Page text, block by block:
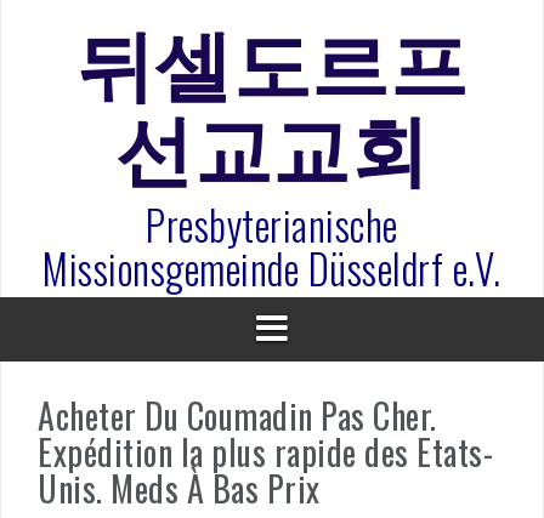
은퇴사-우선화 권사
20260322 주안에 가만히 머물기(요한복음 15:1-17) 손
훈목사
뒤셀도르프
선교교회
Presbyterianische
Missionsgemeinde Düsseldrf e.V.
Acheter Du Coumadin Pas Cher.
Expédition la plus rapide des Etats-
Unis. Meds À Bas Prix